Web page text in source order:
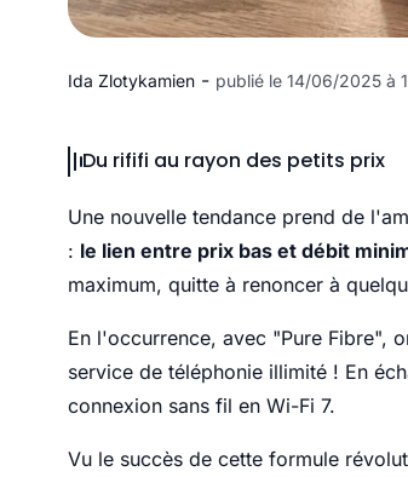
Ida Zlotykamien - publié le 14/06/2025 à
Du rififi au rayon des petits prix
Une nouvelle tendance prend de
: le lien entre prix bas et débit
maximum, quitte à renoncer à
En l'occurrence, avec "Pure Fibre",
service de téléphonie illimité ! En
connexion sans fil en Wi-Fi 7.
Vu le succès de cette formule